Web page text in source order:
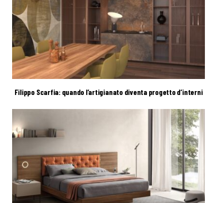
Filippo Scarfia: quando l’artigianato diventa progetto d’interni